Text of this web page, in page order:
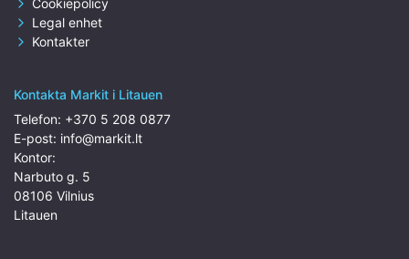
Cookiepolicy
Legal enhet
Kontakter
Kontakta Markit i Litauen
Telefon: +370 5 208 0877
E-post: info@markit.lt
Kontor:
Narbuto g. 5
08106 Vilnius
Litauen